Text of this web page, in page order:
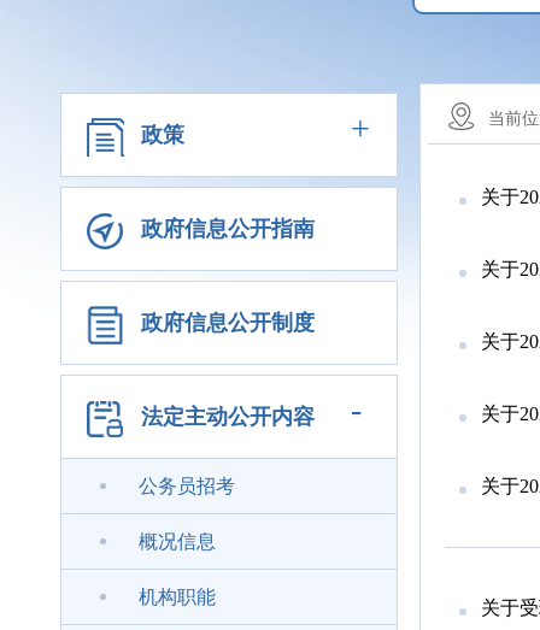
政策 +
政府信息公开指南
政府信息公开制度
法定主动公开内容 -
公务员招考
概况信息
机构职能
当前
关于
关于
关于
关于
关于
关于